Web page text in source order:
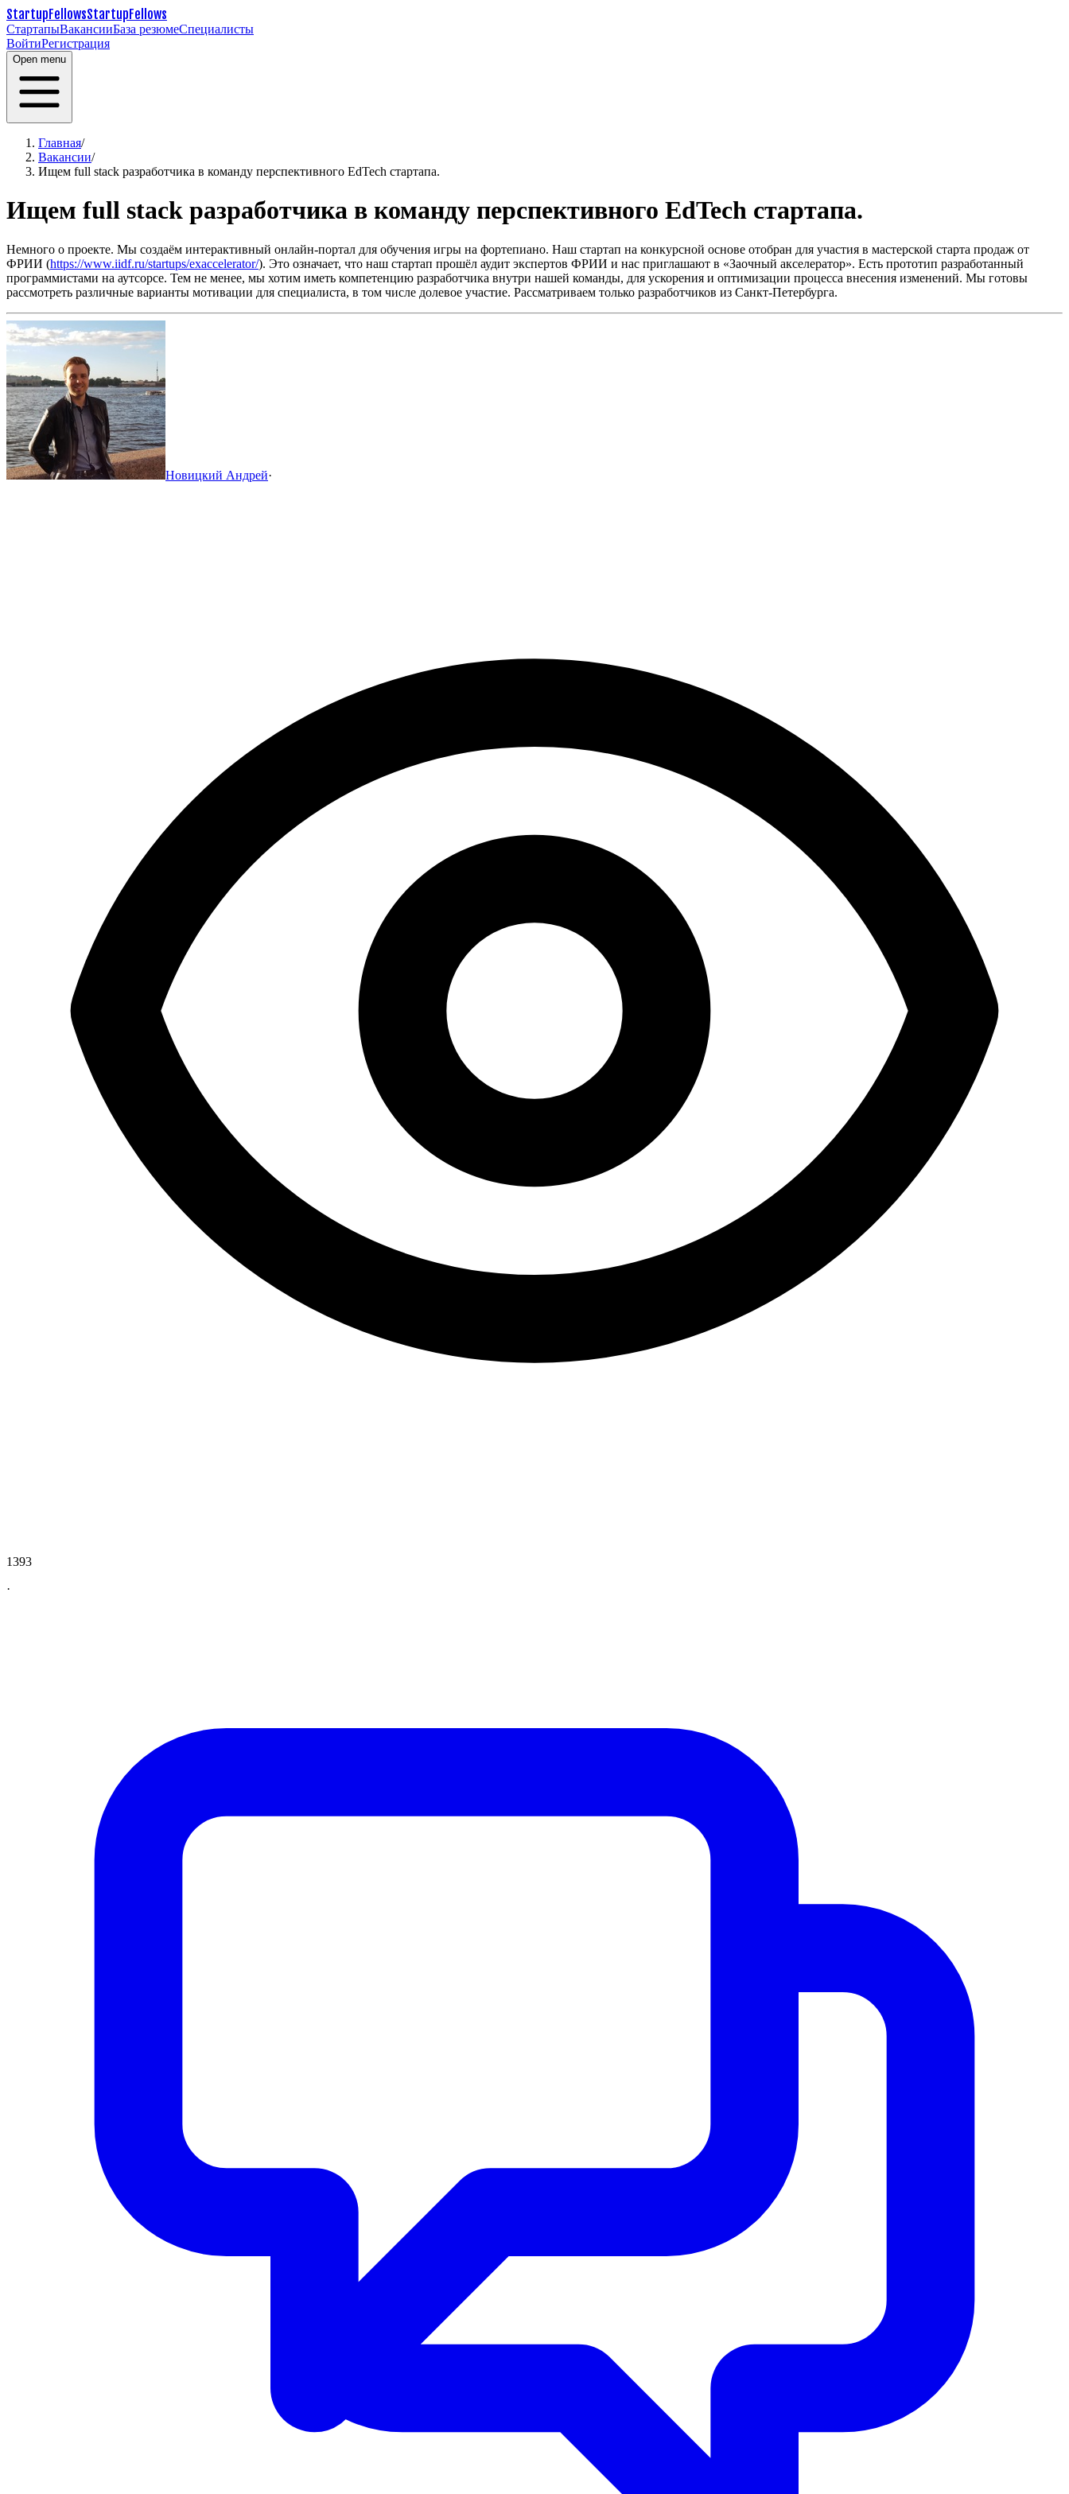
StartupFellowsStartupFellows
СтартапыВакансииБаза резюмеСпециалисты
ВойтиРегистрация
Open menu
Главная/
Вакансии/
Ищем full stack разработчика в команду перспективного EdTech стартапа.
Ищем full stack разработчика в команду перспективного EdTech стартапа.
Немного о проекте. Мы создаём интерактивный онлайн-портал для обучения игры на фортепиано. Наш стартап на конкурсной основе отобран для участия в мастерской старта продаж от
ФРИИ (https://www.iidf.ru/startups/exaccelerator/). Это означает, что наш стартап прошёл аудит экспертов ФРИИ и нас приглашают в «Заочный акселератор». Есть прототип разработанный
программистами на аутсорсе. Тем не менее, мы хотим иметь компетенцию разработчика внутри нашей команды, для ускорения и оптимизации процесса внесения изменений. Мы готовы
рассмотреть различные варианты мотивации для специалиста, в том числе долевое участие. Рассматриваем только разработчиков из Санкт-Петербурга.
Новицкий Андрей·
1393
·